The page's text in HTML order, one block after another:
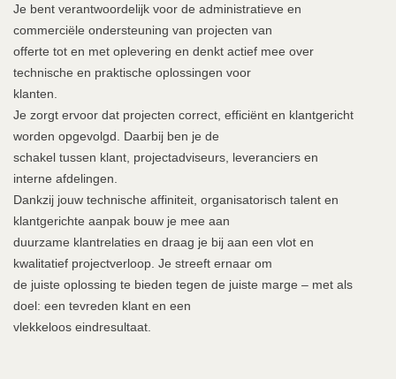
Je bent verantwoordelijk voor de administratieve en
commerciële ondersteuning van projecten van
offerte tot en met oplevering en denkt actief mee over
technische en praktische oplossingen voor
klanten.
Je zorgt ervoor dat projecten correct, efficiënt en klantgericht
worden opgevolgd. Daarbij ben je de
schakel tussen klant, projectadviseurs, leveranciers en
interne afdelingen.
Dankzij jouw technische affiniteit, organisatorisch talent en
klantgerichte aanpak bouw je mee aan
duurzame klantrelaties en draag je bij aan een vlot en
kwalitatief projectverloop. Je streeft ernaar om
de juiste oplossing te bieden tegen de juiste marge – met als
doel: een tevreden klant en een
vlekkeloos eindresultaat.